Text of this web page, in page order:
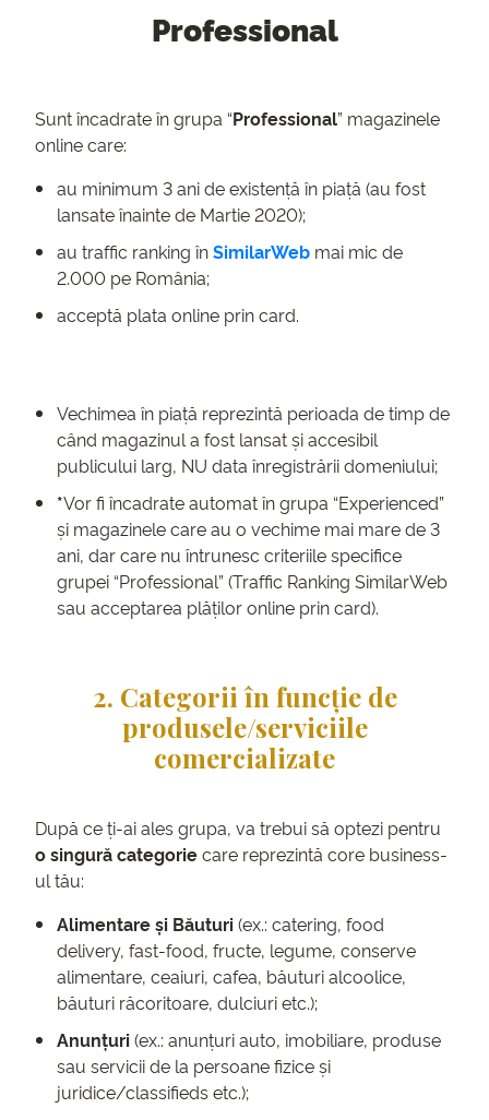
Professional
Sunt încadrate în grupa “Professional” magazinele
online care:
au minimum 3 ani de existență în piață (au fost
lansate înainte de Martie 2020);
au traffic ranking înSimilarWeb mai mic de
2.000 pe România;
acceptă plata online prin card.
Vechimea în piață reprezintă perioada de timp de
când magazinul a fost lansat și accesibil
publicului larg, NU data înregistrării domeniului;
*Vor fi încadrate automat în grupa “Experienced”
și magazinele care au o vechime mai mare de 3
ani, dar care nu întrunesc criteriile specifice
grupei “Professional” (Traffic Ranking SimilarWeb
sau acceptarea plăților online prin card).
2. Categorii în funcție de
produsele/serviciile
comercializate
După ce ți-ai ales grupa, va trebui să optezi pentru
o singură categoriecare reprezintă core business-
ul tău:
Alimentare și Băuturi(ex.: catering, food
delivery, fast-food, fructe, legume, conserve
alimentare, ceaiuri, cafea, băuturi alcoolice,
băuturi răcoritoare, dulciuri etc.);
Anunțuri(ex.: anunțuri auto, imobiliare, produse
sau servicii de la persoane fizice și
juridice/classifieds etc.);